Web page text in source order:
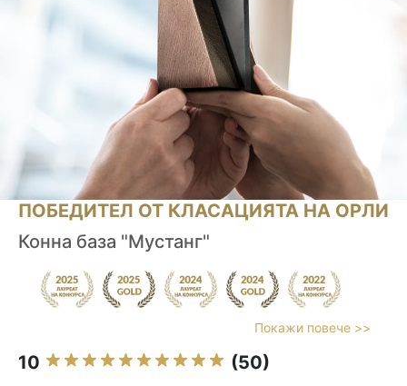
ПОБЕДИТЕЛ ОТ КЛАСАЦИЯТА НА ОРЛИ
Конна база "Мустанг"
Покажи повече >>
10 (50)